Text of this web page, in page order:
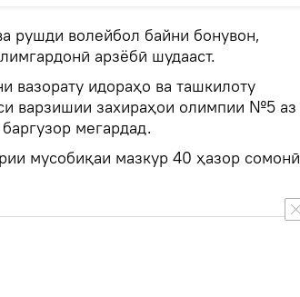
рушди волейбол байни бонувон,
арзёбӣ шудааст.
вазорату идораҳо ва ташкилоту
варзишии захираҳои олимпии №5 аз
мегардад.
мусобиқаи мазкур 40 ҳазор сомонӣ